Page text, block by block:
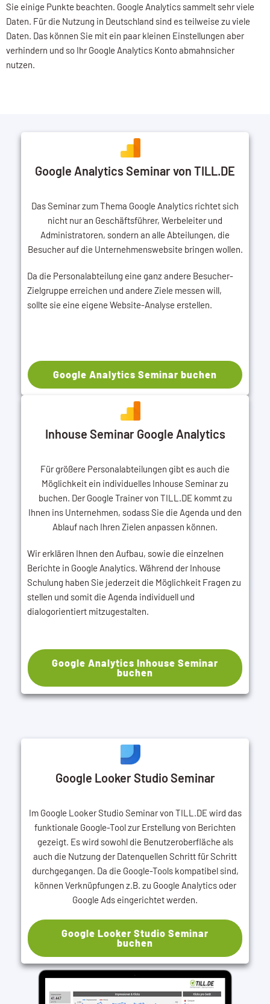
Sie einige Punkte beachten. Google Analytics sammelt sehr viele
Daten. Für die Nutzung in Deutschland sind es teilweise zu viele
Daten. Das können Sie mit ein paar kleinen Einstellungen aber
verhindern und so Ihr Google Analytics Konto abmahnsicher
nutzen.
Google Analytics Seminar von TILL.DE
Das Seminar zum Thema Google Analytics richtet sich
nicht nur an Geschäftsführer, Werbeleiter und
Administratoren, sondern an alle Abteilungen, die
Besucher auf die Unternehmenswebsite bringen wollen.
Da die Personalabteilung eine ganz andere Besucher-
Zielgruppe erreichen und andere Ziele messen will,
sollte sie eine eigene Website-Analyse erstellen.
Google Analytics Seminar buchen
Inhouse Seminar Google Analytics
Für größere Personalabteilungen gibt es auch die
Möglichkeit ein individuelles Inhouse Seminar zu
buchen. Der Google Trainer von TILL.DE kommt zu
Ihnen ins Unternehmen, sodass Sie die Agenda und den
Ablauf nach Ihren Zielen anpassen können.
Wir erklären Ihnen den Aufbau, sowie die einzelnen
Berichte in Google Analytics. Während der Inhouse
Schulung haben Sie jederzeit die Möglichkeit Fragen zu
stellen und somit die Agenda individuell und
dialogorientiert mitzugestalten.
Google Analytics Inhouse Seminar
buchen
Google Looker Studio Seminar
Im Google Looker Studio Seminar von TILL.DE wird das
funktionale Google-Tool zur Erstellung von Berichten
gezeigt. Es wird sowohl die Benutzeroberfläche als
auch die Nutzung der Datenquellen Schritt für Schritt
durchgegangen. Da die Google-Tools kompatibel sind,
können Verknüpfungen z.B. zu Google Analytics oder
Google Ads eingerichtet werden.
Google Looker Studio Seminar
buchen